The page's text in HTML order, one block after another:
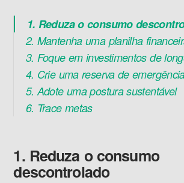
1. Reduza o consumo
2. Mantenha uma planilha
3. Foque em investimentos de
4. Crie uma reserva de
5. Adote uma postura sustentável
6. Trace metas
1. Reduza o consumo
descontrolado